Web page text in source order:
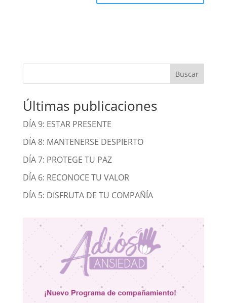
Buscar
Últimas publicaciones
DÍA 9: ESTAR PRESENTE
DÍA 8: MANTENERSE DESPIERTO
DÍA 7: PROTEGE TU PAZ
DÍA 6: RECONOCE TU VALOR
DÍA 5: DISFRUTA DE TU COMPAÑÍA